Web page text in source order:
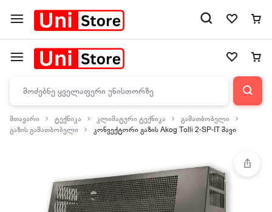
მთავარი ტექნიკა კლიმატური ტექნიკა
გამათბობელი
გაზის გამათბობელი
კონვექტორი გაზის Akog Tolli 2-SP-IT შავი